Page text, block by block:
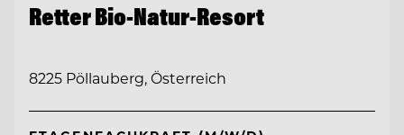
Retter Bio-Natur-Resort
8225 Pöllauberg, Österreich